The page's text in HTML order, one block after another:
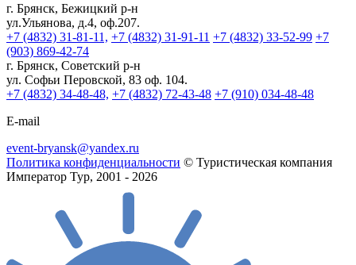
г. Брянск, Бежицкий р-н
ул.Ульянова, д.4, оф.207.
+7 (4832) 31-81-11, +7 (4832) 31-91-11 +7 (4832) 33-52-99 +7
(903) 869-42-74
г. Брянск, Советский р-н
ул. Софьи Перовской, 83 оф. 104.
+7 (4832) 34-48-48, +7 (4832) 72-43-48 +7 (910) 034-48-48
E-mail
event-bryansk@yandex.ru
Политика конфиденциальности © Туристическая компания
Император Тур, 2001 - 2026